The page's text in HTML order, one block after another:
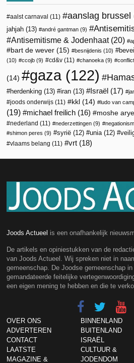
aalst carnaval (11) aanslag brussel
jahjah (13) andré gantman (9)
Antisemitisme & Jodenhaat(20)
bart de wever (15) besnijdenis (10)
(10)
ccojb (9) cd&v (11) chanoeka (9) conflict
(14) gaza (122)
herdenking (13) iran (13) Israël (17)
joods onderwijs (11) kkl (14) ludo van
(19)
michael freilich (16) moshe
nederland (11) nederzettingen (9)
shimon peres (9) syrië (12) unia (12)
vlaams belang (11) vrt (18)
Joods Actueel is een onafhankelijk
De artikels en opiniestukken van de
van Joods Actueel. Wij spreken niet in
gemeenschap. De Joodse gemeenschap
gemandateerde feitelijke
een eigen mening te hebben en die te
OVER ONS
ADVERTEREN
CONTACT
LAATSTE
MAGAZINE &
BINNENLAND
BUITENLAND
ISRAËL
CULTUUR &
JODENDOM